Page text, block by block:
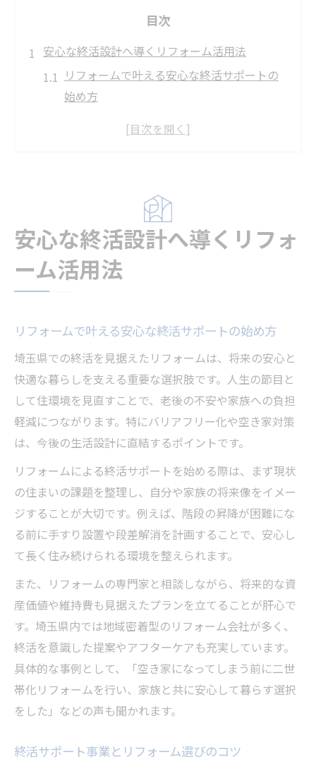
目次
安心な終活設計へ導くリフォーム活用法
リフォームで叶える安心な終活サポートの
始め方
終活サポート事業とリフォーム選びのコツ
リフォームで実現する将来の不安軽減策
住まいの見直しが叶える将来の安心感
リフォームで実現する安心な住まいの終活
老後の備えに最適なリフォームポイントと
は
終活サポートと住まい見直しの連携方法
リフォーム活用による将来の負担軽減事例
自治体の終活支援と住環境改善のポイント
終活を支える住環境再設計のコツとは
リフォームで叶える終活向け住まい改善術
空き家対策とリフォームの終活サポート活
用法
リフォーム業者選びで気をつけたい終活サ
ポートのポイント
終活サポート事業と連携した住環境再設計
の流れ
トラブル回避のためのリフォーム相談ポイ
ント
リフォームで実現するバリアフリー生活
バリアフリーリフォームで安心の終活生活
を実現
リフォームで叶える暮らしやすい住まいの
安心な終活設計へ導くリフォ
ーム活用法
リフォームで叶える安心な終活サポートの始め方
埼玉県での終活を見据えたリフォームは、将来の安心と
快適な暮らしを支える重要な選択肢です。人生の節目と
して住環境を見直すことで、老後の不安や家族への負担
軽減につながります。特にバリアフリー化や空き家対策
は、今後の生活設計に直結するポイントです。
リフォームによる終活サポートを始める際は、まず現状
の住まいの課題を整理し、自分や家族の将来像をイメー
ジすることが大切です。例えば、階段の昇降が困難にな
る前に手すり設置や段差解消を計画することで、安心し
て長く住み続けられる環境を整えられます。
また、リフォームの専門家と相談しながら、将来的な資
産価値や維持費も見据えたプランを立てることが肝心で
す。埼玉県内では地域密着型のリフォーム会社が多く、
終活を意識した提案やアフターケアも充実しています。
具体的な事例として、「空き家になってしまう前に二世
帯化リフォームを行い、家族と共に安心して暮らす選択
をした」などの声も聞かれます。
終活サポート事業とリフォーム選びのコツ